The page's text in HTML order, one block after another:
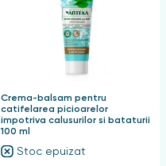
Crema-balsam pentru
catifelarea picioarelor
impotriva calusurilor si bataturii
100 ml
Stoc epuizat